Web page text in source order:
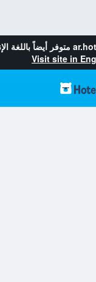
متوفر أيضاً باللغة
Visit site in